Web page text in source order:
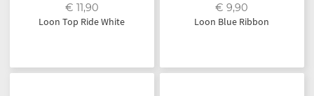
€ 11,90
Loon Top Ride White
€ 9,90
Loon Blue Ribbon